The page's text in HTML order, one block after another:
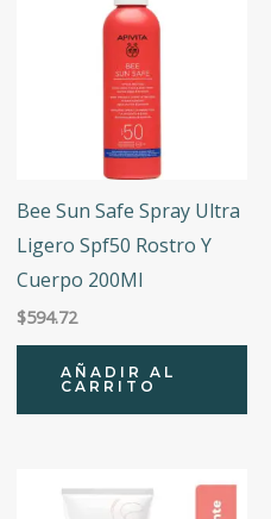
Bee Sun Safe Spray Ultra
Ligero Spf50 Rostro Y
Cuerpo 200Ml
$594.72
AÑADIR AL
CARRITO